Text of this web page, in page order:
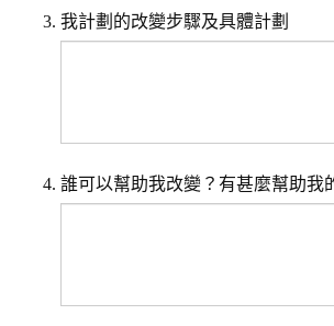
我計劃的改變步驟及具體計劃
誰可以幫助我改變？有甚麼幫助我